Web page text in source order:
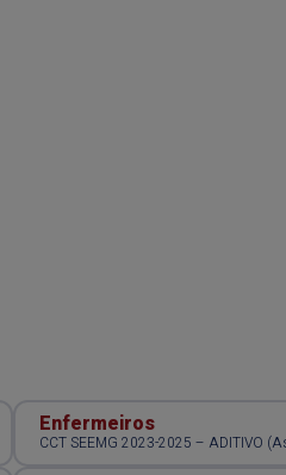
Enfermeiros
CCT SEEMG 2023-2025 – ADITIVO